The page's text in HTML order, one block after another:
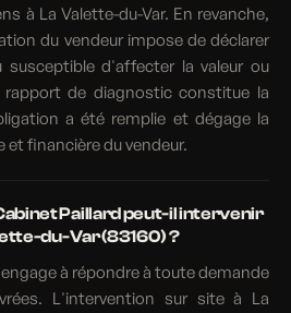
à La Valette-du-Var. En revanche,
du vendeur impose de déclarer
d'affecter la valeur ou
de diagnostic constitue la
a été remplie et dégage la
et financière du vendeur.
Paillard peut-il intervenir
du-Var (83160) ?
à répondre à toute demande
L'intervention sur site à La